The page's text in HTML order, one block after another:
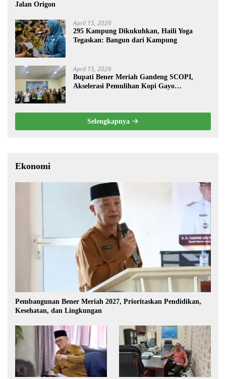
Jalan Origon
April 15, 2026
295 Kampung Dikukuhkan, Haili Yoga
Tegaskan: Bangun dari Kampung
April 15, 2026
Bupati Bener Meriah Gandeng SCOPI,
Akselerasi Pemulihan Kopi Gayo
Selengkapnya
Ekonomi
Pembangunan Bener Meriah 2027, Prioritaskan Pendidikan,
Kesehatan, dan Lingkungan